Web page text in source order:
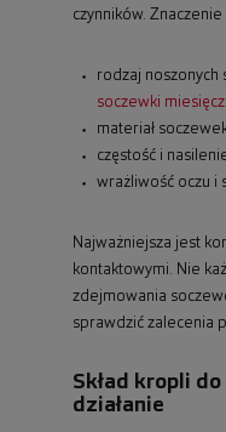
czynników. Znaczenie
rodzaj noszonych
soczewki
materiał
częstość i
wrażliwość oczu i
Najważniejsza jest
kontaktowymi. Nie
zdejmowania
sprawdzić zalecenia
Skład kropli
działanie